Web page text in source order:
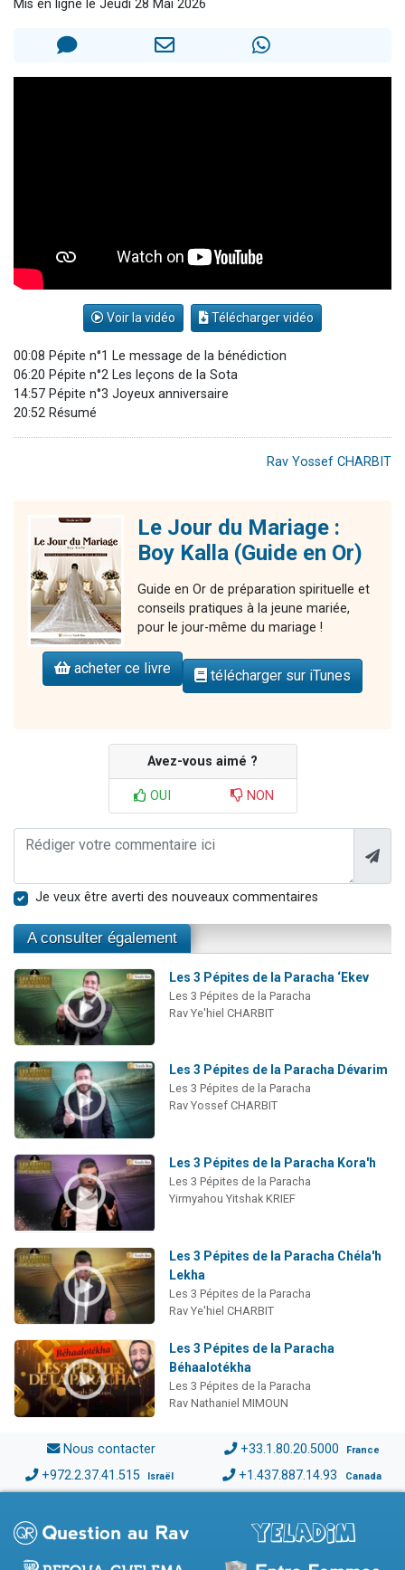
Mis en ligne le Jeudi 28 Mai 2026
Voir la vidéo Télécharger vidéo
00:08 Pépite n°1 Le message de la bénédiction
06:20 Pépite n°2 Les leçons de la Sota
14:57 Pépite n°3 Joyeux anniversaire
20:52 Résumé
Rav Yossef CHARBIT
Le Jour du Mariage :
Boy Kalla (Guide en Or)
Guide en Or de préparation spirituelle et
conseils pratiques à la jeune mariée,
pour le jour-même du mariage !
acheter ce livre télécharger sur iTunes
Avez-vous aimé ?
OUI NON
Je veux être averti des nouveaux commentaires
A consulter également
Les 3 Pépites de la Paracha ‘Ekev
Les 3 Pépites de la Paracha
Rav Ye'hiel CHARBIT
Les 3 Pépites de la Paracha Dévarim
Les 3 Pépites de la Paracha
Rav Yossef CHARBIT
Les 3 Pépites de la Paracha Kora'h
Les 3 Pépites de la Paracha
Yirmyahou Yitshak KRIEF
Les 3 Pépites de la Paracha Chéla'h
Lekha
Les 3 Pépites de la Paracha
Rav Ye'hiel CHARBIT
Les 3 Pépites de la Paracha
Béhaalotékha
Les 3 Pépites de la Paracha
Rav Nathaniel MIMOUN
Nous contacter +33.1.80.20.5000 France
+972.2.37.41.515 Israël +1.437.887.14.93 Canada